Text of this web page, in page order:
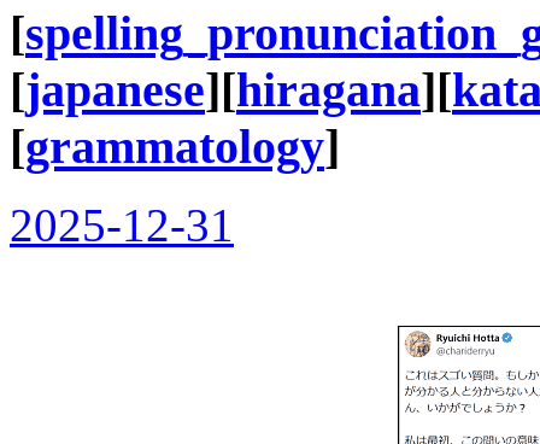
[
[japanese][hiragana][
[grammatology]
2025-12-31